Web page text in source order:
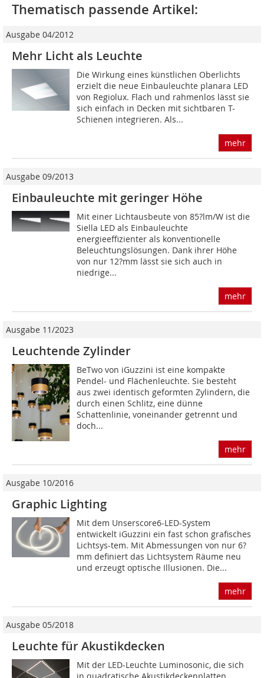
Thematisch passende Artikel:
Ausgabe 04/2012
Mehr Licht als Leuchte
Die Wirkung eines künstlichen Oberlichts
erzielt die neue Einbauleuchte planara LED
von Regiolux. Flach und rahmenlos lässt sie
sich einfach in Decken mit sichtbaren T-
Schienen integrieren. Als...
mehr
Ausgabe 09/2013
Einbauleuchte mit geringer Höhe
Mit einer Lichtausbeute von 85?lm/W ist die
Siella LED als Einbauleuchte
energieeffizienter als konventionelle
Beleuchtungslösungen. Dank ihrer Höhe
von nur 12?mm lässt sie sich auch in
niedrige...
mehr
Ausgabe 11/2023
Leuchtende Zylinder
BeTwo von iGuzzini ist eine kompakte
Pendel- und Flächenleuchte. Sie besteht
aus zwei identisch geformten Zylindern, die
durch einen Schlitz, eine dünne
Schattenlinie, voneinander getrennt und
doch...
mehr
Ausgabe 10/2016
Graphic Lighting
Mit dem Unserscore6-LED-System
entwickelt iGuzzini ein fast schon grafisches
Lichtsys-tem. Mit Abmessungen von nur 6?
mm definiert das Lichtsystem Räume neu
und erzeugt optische Illusionen. Die...
mehr
Ausgabe 05/2018
Leuchte für Akustikdecken
Mit der LED-Leuchte Luminosonic, die sich